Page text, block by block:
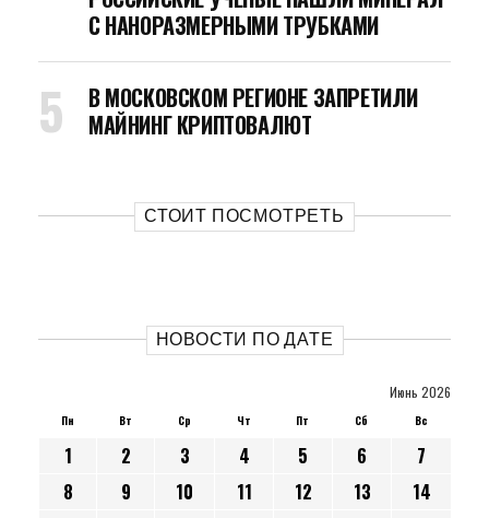
С НАНОРАЗМЕРНЫМИ ТРУБКАМИ
В МОСКОВСКОМ РЕГИОНЕ ЗАПРЕТИЛИ
МАЙНИНГ КРИПТОВАЛЮТ
СТОИТ ПОСМОТРЕТЬ
НОВОСТИ ПО ДАТЕ
Июнь 2026
Пн Вт Ср Чт Пт Сб Вс
1 2 3 4 5 6
7
8
9 10 11 12 13
14